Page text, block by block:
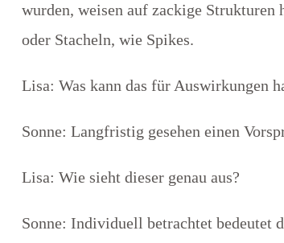
wurden, weisen auf zackige Strukturen
oder Stacheln, wie Spikes.
Lisa: Was kann das für Auswirkungen
Sonne: Langfristig gesehen einen
Lisa: Wie sieht dieser genau aus?
Sonne: Individuell betrachtet bedeutet